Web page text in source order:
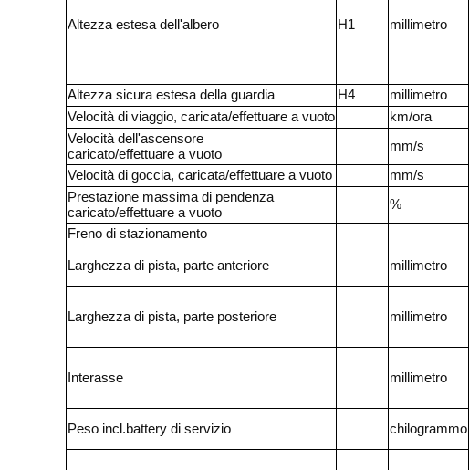
Altezza estesa dell'albero H1 millimetro
Altezza sicura estesa della guardia H4 millimetro
Velocità di viaggio, caricata/effettuare a vuoto
km/ora
Velocità dell'ascensore
caricato/effettuare a vuoto
mm/s
Velocità di goccia, caricata/effettuare a vuoto
mm/s
Prestazione massima di pendenza
caricato/effettuare a vuoto
%
Freno di stazionamento
Larghezza di pista, parte anteriore millimetro
Larghezza di pista, parte posteriore millimetro
Interasse millimetro
Peso incl.battery di servizio chilogrammo